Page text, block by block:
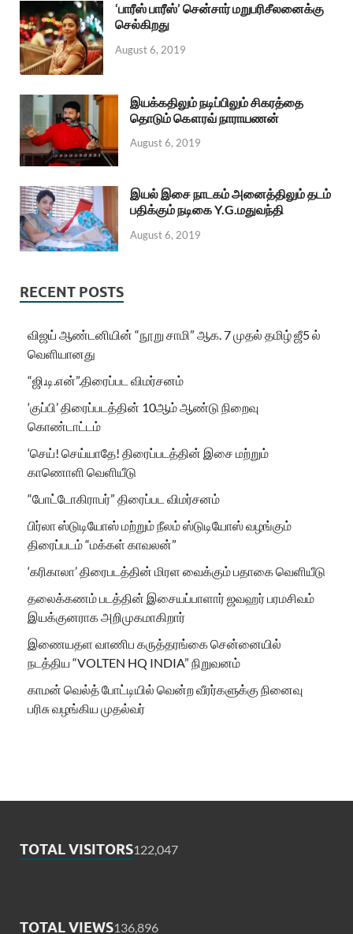
‘பாரீஸ் பாரீஸ்’ சென்சார் மறுபரிசீலனைக்கு
செல்கிறது
August 6, 2019
இயக்கதிலும் நடிப்பிலும் சிகரத்தை
தொடும் கௌரவ் நாராயணன்
August 6, 2019
இயல் இசை நாடகம் அனைத்திலும் தடம்
பதிக்கும் நடிகை Y.G.மதுவந்தி
August 6, 2019
RECENT POSTS
விஜய் ஆண்டனியின் “நூறு சாமி” ஆக. 7 முதல் தமிழ் ஜீ5 ல்
வெளியானது
“ஜி.டி.என்”.திரைப்பட விமர்சனம்
‘குப்பி’ திரைப்படத்தின் 10ஆம் ஆண்டு நிறைவு
கொண்டாட்டம்
‘செய்! செய்யாதே! திரைப்படத்தின் இசை மற்றும்
காணொளி வெளியீடு
“போட்டோகிராபர்” திரைப்பட விமர்சனம்
பிர்லா ஸ்டுடியோஸ் மற்றும் நீலம் ஸ்டுடியோஸ் வழங்கும்
திரைப்படம் “மக்கள் காவலன்”
‘கரிகாலா’ திரைபடத்தின் மிரள வைக்கும் பதாகை வெளியீடு
தலைக்கணம் படத்தின் இசையப்பாளார் ஜவஹர் பரமசிவம்
இயக்குனராக அறிமுகமாகிறார்
இணையதள வாணிப கருத்தரங்கை சென்னையில்
நடத்திய “VOLTEN HQ INDIA” நிறுவனம்
காமன் வெல்த் போட்டியில் வென்ற வீரர்களுக்கு நினைவு
பரிசு வழங்கிய முதல்வர்
TOTAL VISITORS122,047
TOTAL VIEWS136,896